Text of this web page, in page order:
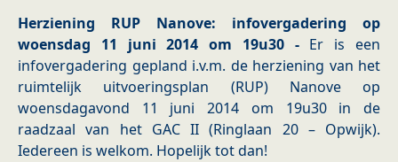
Herziening RUP Nanove: infovergadering op
woensdag 11 juni 2014 om 19u30 - Er is een
infovergadering gepland i.v.m. de herziening van het
ruimtelijk uitvoeringsplan (RUP) Nanove op
woensdagavond 11 juni 2014 om 19u30 in de
raadzaal van het GAC II (Ringlaan 20 – Opwijk).
Iedereen is welkom. Hopelijk tot dan!